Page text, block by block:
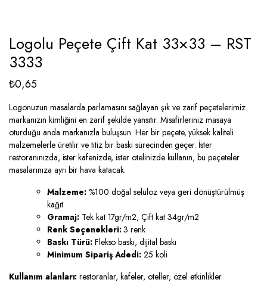
Logolu Peçete Çift Kat 33×33 – RST
3333
₺0,65
Logonuzun masalarda parlamasını sağlayan şık ve zarif peçetelerimiz
markanızın kimliğini en zarif şekilde yansıtır. Misafirleriniz masaya
oturduğu anda markanızla buluşsun. Her bir peçete, yüksek kaliteli
malzemelerle üretilir ve titiz bir baskı sürecinden geçer. İster
restoranınızda, ister kafenizde, ister otelinizde kullanın, bu peçeteler
masalarınıza ayrı bir hava katacak.
Malzeme:%100 doğal selüloz veya geri dönüştürülmüş
kağıt
Gramaj:Tek kat 17gr/m2, Çift kat 34gr/m2
Renk Seçenekleri:3 renk
Baskı Türü:Flekso baskı, dijital baskı
Minimum Sipariş Adedi: 25 koli
Kullanım alanları: restoranlar, kafeler, oteller, özel etkinlikler.